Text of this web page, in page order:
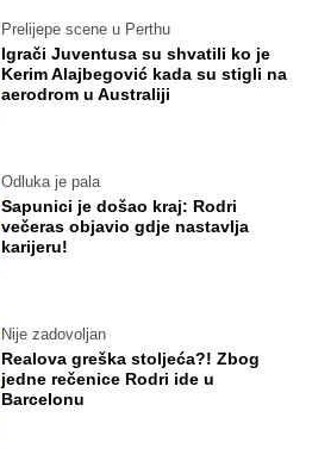
Prelijepe scene u Perthu
Igrači Juventusa su shvatili ko je
Kerim Alajbegović kada su stigli na
aerodrom u Australiji
Odluka je pala
Sapunici je došao kraj: Rodri
večeras objavio gdje nastavlja
karijeru!
Nije zadovoljan
Realova greška stoljeća?! Zbog
jedne rečenice Rodri ide u
Barcelonu